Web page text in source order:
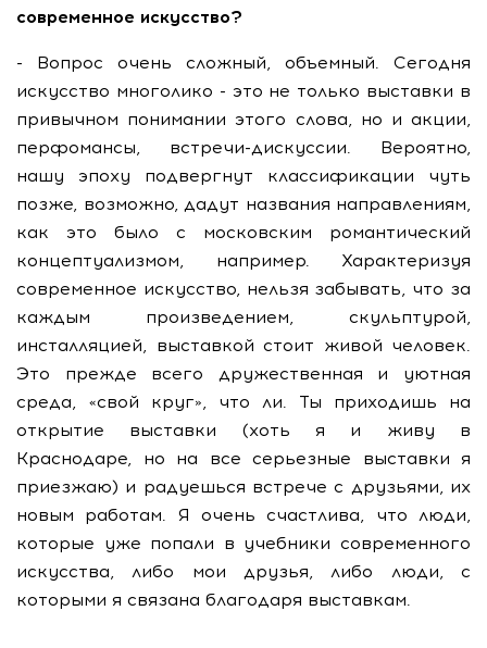
современное искусство?
- Вопрос очень сложный, объемный. Сегодня
искусство многолико - это не только выставки в
привычном понимании этого слова, но и акции,
перфомансы, встречи-дискуссии. Вероятно,
нашу эпоху подвергнут классификации чуть
позже, возможно, дадут названия направлениям,
как это было с московским романтический
концептуализмом, например. Характеризуя
современное искусство, нельзя забывать, что за
каждым произведением, скульптурой,
инсталляцией, выставкой стоит живой человек.
Это прежде всего дружественная и уютная
среда, «свой круг», что ли. Ты приходишь на
открытие выставки (хоть я и живу в
Краснодаре, но на все серьезные выставки я
приезжаю) и радуешься встрече с друзьями, их
новым работам. Я очень счастлива, что люди,
которые уже попали в учебники современного
искусства, либо мои друзья, либо люди, с
которыми я связана благодаря выставкам.